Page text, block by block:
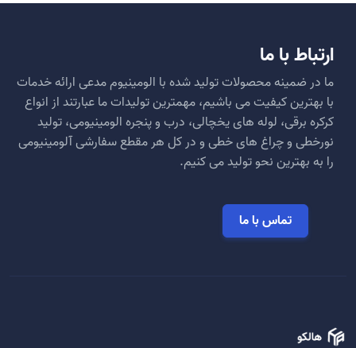
ارتباط با ما
ما در ضمینه محصولات تولید شده با الومینیوم مدعی ارائه خدمات
با بهترین کیفیت می باشیم، مهمترین تولیدات ما عبارتند از انواع
کرکره برقی، لوله های یخچالی، درب و پنجره الومینیومی، تولید
نورخطی و چراغ های خطی و در کل هر مقطع سفارشی آلومینیومی
را به بهترین نحو تولید می کنیم.
تماس با ما